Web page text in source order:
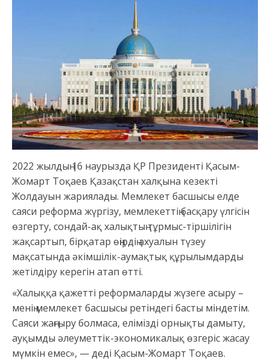
2022 жылдың 16 наурызда ҚР Президенті Қасым-
Жомарт Тоқаев Қазақстан халқына кезекті
Жолдауын жариялады. Мемлекет басшысы елде
саяси реформа жүргізу, мемлекеттің басқару үлгісін
өзгерту, сондай-ақ халықтың тұрмыс-тіршілігін
жақсартып, бірқатар өңірдің ахуалын түзеу
мақсатында әкімшілік-аумақтық құрылымдарды
жетілдіру керегін атап өтті.
«Халыққа қажетті реформаларды жүзеге асыру –
менің мемлекет басшысы ретіндегі басты міндетім.
Саяси жаңғыру болмаса, елімізді орнықты дамыту,
ауқымды әлеуметтік-экономикалық өзгеріс жасау
мүмкін емес», — деді Қасым-Жомарт Тоқаев.